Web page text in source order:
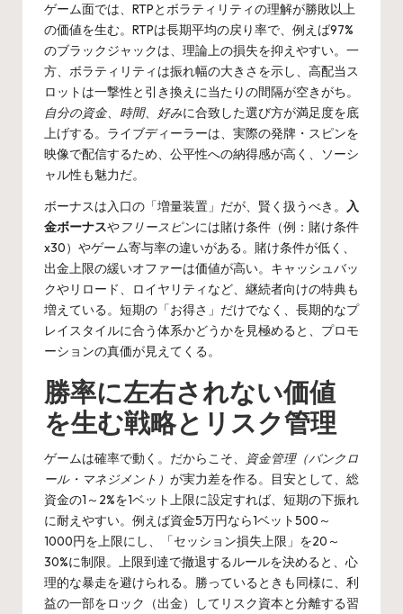
ゲーム面では、RTPとボラティリティの理解が勝敗以上
の価値を生む。RTPは長期平均の戻り率で、例えば97%
のブラックジャックは、理論上の損失を抑えやすい。一
方、ボラティリティは振れ幅の大きさを示し、高配当ス
ロットは一撃性と引き換えに当たりの間隔が空きがち。
自分の資金、時間、好みに合致した選び方が満足度を底
上げする。ライブディーラーは、実際の発牌・スピンを
映像で配信するため、公平性への納得感が高く、ソーシ
ャル性も魅力だ。
ボーナスは入口の「増量装置」だが、賢く扱うべき。 入
金ボーナスやフリースピンには賭け条件（例：賭け条件
x30）やゲーム寄与率の違いがある。賭け条件が低く、
出金上限の緩いオファーは価値が高い。キャッシュバッ
クやリロード、ロイヤリティなど、継続者向けの特典も
増えている。短期の「お得さ」だけでなく、長期的なプ
レイスタイルに合う体系かどうかを見極めると、プロモ
ーションの真価が見えてくる。
勝率に左右されない価値
を生む戦略とリスク管理
ゲームは確率で動く。だからこそ、
資金管理（バンクロ
ール・マネジメント） が実力差を作る。目安として、総
資金の1～2%を1ベット上限に設定すれば、短期の下振れ
に耐えやすい。例えば資金5万円なら1ベット500～
1000円を上限にし、「セッション損失上限」を20～
30%に制限。上限到達で撤退するルールを決めると、心
理的な暴走を避けられる。勝っているときも同様に、利
益の一部をロック（出金）してリスク資本と分離する習